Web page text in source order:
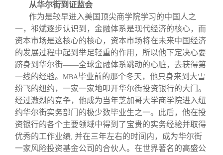
从华尔街到证监会
作为是较早进入美国顶尖商学院学习的中国人之
一，祁斌逐步认识到，金融体系是现代经济的核心，而
资本市场是这核心的核心，资本市场将在未来中国经济
的发展过程中起到举足轻重的作用，所以他下定决心要
跻身到华尔街——全球金融体系跳动的心脏，去获得第
一线的经验。 MBA毕业前的那个冬天，他只身来到大雪
纷飞的纽约，一家一家地叩开华尔街投资银行的大门。
经过激烈的竞争，他成为当年芝加哥大学商学院进入纽
约华尔街实务部门的极少数毕业生之一。此后，他在投
资银行的各个主要领域中得到了宝贵的实务经验并取得
优秀的工作业绩, 并在三年左右的时间内，成为华尔街
一家风险投资基金公司的合伙人。在世界著名的高盛公